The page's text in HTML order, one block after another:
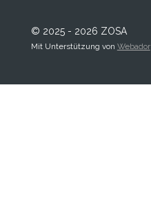
© 2025 - 2026 ZOSA
Mit Unterstützung von Webador